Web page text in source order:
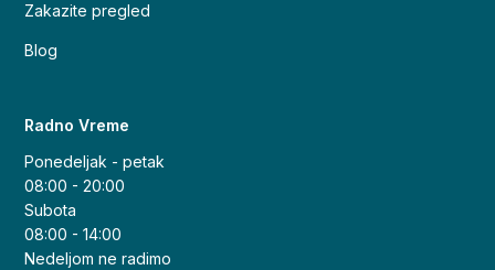
Zakazite pregled
Blog
Radno Vreme
Ponedeljak - petak
08:00 - 20:00
Subota
08:00 - 14:00
Nedeljom ne radimo